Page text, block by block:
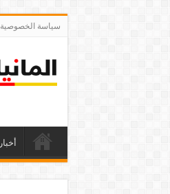
سياسة الخصوصية
أخبار